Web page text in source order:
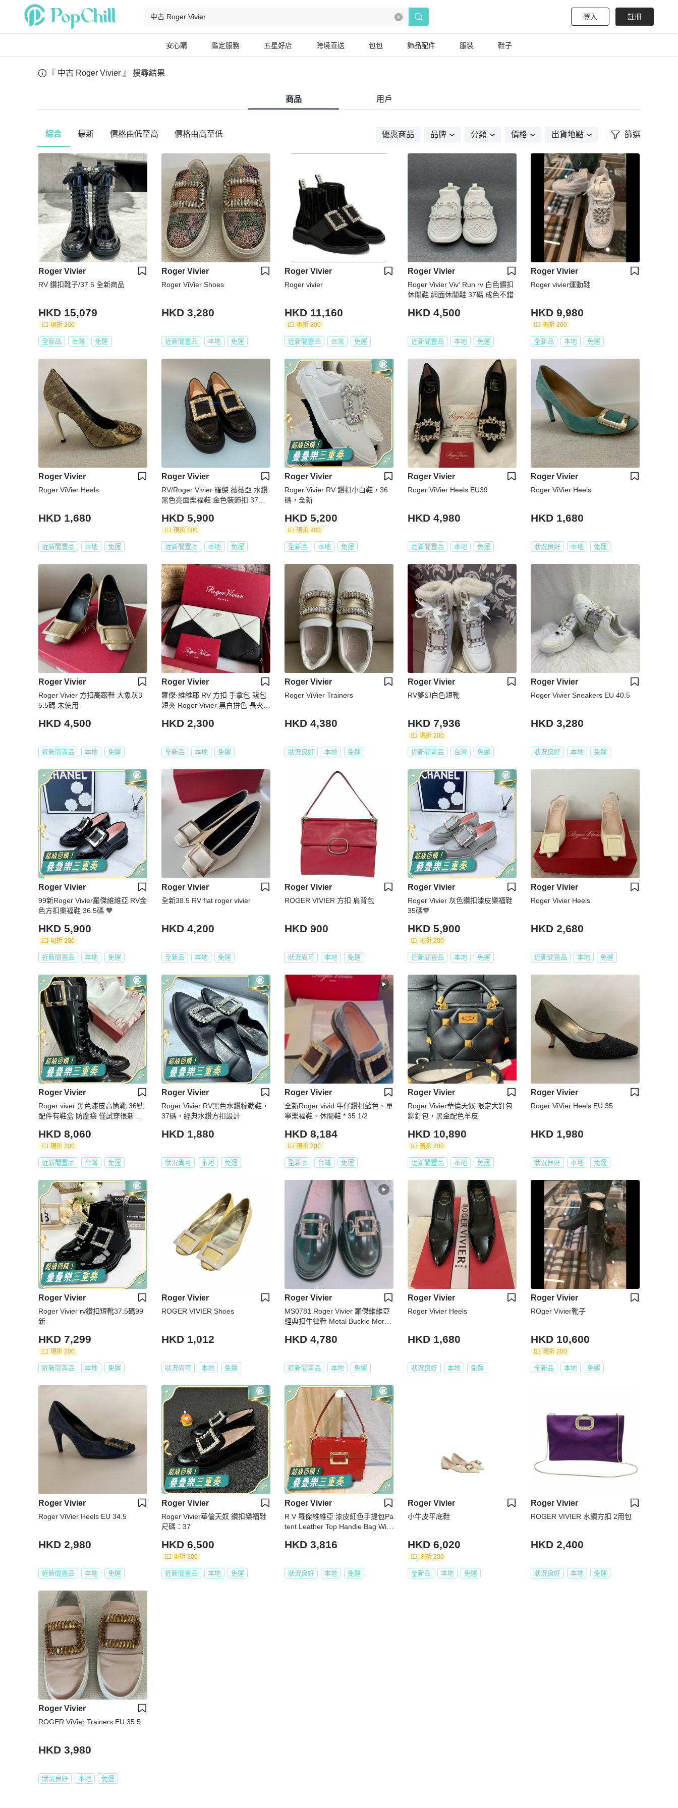
登入 註冊
安心購 鑑定服務 五星好店 跨境直送 包包 飾品配件 服裝 鞋子
『 中古 Roger Vivier 』 搜尋結果
商品 用戶
綜合 最新 價格由低至高 價格由高至低 優惠商品 品牌 分類 價格 出貨地點 篩選
Roger Vivier
RV 鑽扣靴子/37.5 全新商品
HKD 15,079
現折 200
全新品 台灣 免運
Roger Vivier
Roger ViVier Shoes
HKD 3,280
近新閒置品 本地 免運
Roger Vivier
Roger vivier
HKD 11,160
現折 200
近新閒置品 台灣 免運
Roger Vivier
Roger Vivier Viv' Run rv 白色鑽扣
休閒鞋 網面休閒鞋 37碼 成色不錯
HKD 4,500
近新閒置品 本地 免運
Roger Vivier
Roger vivier運動鞋
HKD 9,980
現折 200
全新品 本地 免運
Roger Vivier
Roger ViVier Heels
HKD 1,680
近新閒置品 本地 免運
Roger Vivier
RV/Roger Vivier 羅傑.薇薇亞 水鑽
黑色亮面樂福鞋 金色裝飾扣 37碼
HKD 5,900
現折 200
近新閒置品 本地 免運
Roger Vivier
Roger Vivier RV 鑽扣小白鞋，36
碼，全新
HKD 5,200
現折 200
全新品 本地 免運
Roger Vivier
Roger ViVier Heels EU39
HKD 4,980
近新閒置品 本地 免運
Roger Vivier
Roger ViVier Heels
HKD 1,680
狀況良好 本地 免運
Roger Vivier
Roger Vivier 方扣高跟鞋 大象灰3
5.5碼 未使用
HKD 4,500
近新閒置品 本地 免運
Roger Vivier
羅傑·維維耶 RV 方扣 手拿包 錢包
短夾 Roger Vivier 黑白拼色 長夾｜
HKD 2,300
全新品 本地 免運
Roger Vivier
Roger ViVier Trainers
HKD 4,380
狀況良好 本地 免運
Roger Vivier
RV夢幻白色短靴
HKD 7,936
現折 200
近新閒置品 台灣 免運
Roger Vivier
Roger Vivier Sneakers EU 40.5
HKD 3,280
狀況良好 本地 免運
Roger Vivier
99新Roger Vivier羅傑維維亞 RV金
色方扣樂福鞋 36.5碼 🧡
HKD 5,900
現折 200
近新閒置品 本地 免運
Roger Vivier
全新38.5 RV flat roger vivier
HKD 4,200
全新品 本地 免運
Roger Vivier
ROGER VIVIER 方扣 肩背包
HKD 900
狀況尚可 本地 免運
Roger Vivier
Roger Vivier 灰色鑽扣漆皮樂福鞋
35碼🧡
HKD 5,900
現折 200
近新閒置品 本地 免運
Roger Vivier
Roger Vivier Heels
HKD 2,680
近新閒置品 本地 免運
Roger Vivier
Roger viver 黑色漆皮高筒靴 36號
配件有鞋盒 防塵袋 僅試穿很新 原
HKD 8,060
現折 200
近新閒置品 台灣 免運
Roger Vivier
Roger Vivier RV黑色水鑽穆勒鞋，
37碼，經典水鑽方扣設計
HKD 1,880
狀況尚可 本地 免運
Roger Vivier
全新Roger vivid 牛仔鑽扣藍色、單
寧樂福鞋、休閒鞋 * 35 1/2
HKD 8,184
現折 200
全新品 台灣 免運
Roger Vivier
Roger Vivier華倫天奴 限定大釘包
鉚釘包，黑金配色羊皮
HKD 10,890
現折 200
近新閒置品 本地 免運
Roger Vivier
Roger ViVier Heels EU 35
HKD 1,980
狀況良好 本地 免運
Roger Vivier
Roger Vivier rv鑽扣短靴37.5碼99
新
HKD 7,299
現折 200
近新閒置品 本地 免運
Roger Vivier
ROGER VIVIER Shoes
HKD 1,012
狀況尚可 本地 免運
Roger Vivier
MS0781 Roger Vivier 羅傑維維亞
經典扣牛律鞋 Metal Buckle Morse
x GHW
HKD 4,780
近新閒置品 本地 免運
Roger Vivier
Roger Vivier Heels
HKD 1,680
狀況良好 本地 免運
Roger Vivier
ROger Vivier靴子
HKD 10,600
現折 200
全新品 本地 免運
Roger Vivier
Roger ViVier Heels EU 34.5
HKD 2,980
近新閒置品 本地 免運
Roger Vivier
Roger Vivier華倫天奴 鑽扣樂福鞋
尺碼：37
HKD 6,500
現折 200
近新閒置品 本地 免運
Roger Vivier
R V 羅傑維維亞 漆皮紅色手提包Pa
tent Leather Top Handle Bag With
HKD 3,816
狀況良好 本地 免運
Roger Vivier
小牛皮平底鞋
HKD 6,020
現折 200
全新品 本地 免運
Roger Vivier
ROGER VIVIER 水鑽方扣 2用包
HKD 2,400
狀況良好 本地 免運
Roger Vivier
ROGER ViVier Trainers EU 35.5
HKD 3,980
狀況良好 本地 免運